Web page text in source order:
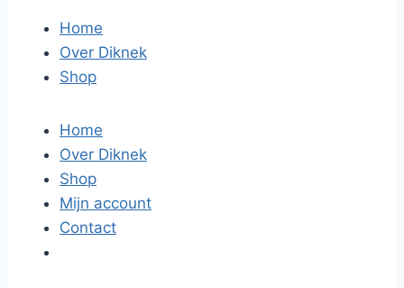
Home
Over Diknek
Shop
Home
Over Diknek
Shop
Mijn account
Contact